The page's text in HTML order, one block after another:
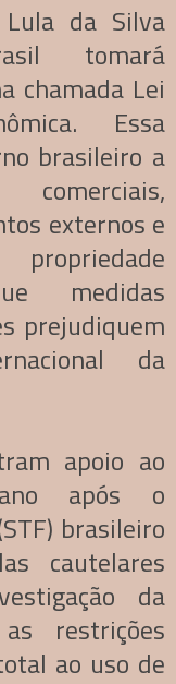
da Silva
tomará
chamada Lei
Essa
brasileiro a
comerciais,
externos e
medidas
prejudiquem
da
apoio ao
após o
brasileiro
cautelares
da
restrições
ao uso de